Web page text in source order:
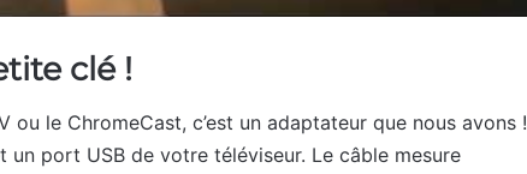
clé !
ou le ChromeCast, c’est un adaptateur que nous avons !
port USB de votre téléviseur. Le câble mesure